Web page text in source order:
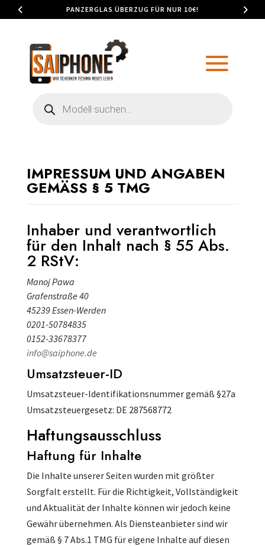
PANZERGLAS ÜBERZUG FÜR NUR 10€!
search
IMPRESSUM UND ANGABEN
GEMÄSS § 5 TMG
Inhaber und verantwortlich
für den Inhalt nach § 55 Abs.
2 RStV:
Manoj Pawa
Grafenstraße 40
45239 Essen-Werden
0201-50784835
0152-33678377
info@saiphone.de
Umsatzsteuer-ID
Umsatzsteuer-Identifikationsnummer gemäß §27a
Umsatzsteuergesetz: DE 287568772
Haftungsausschluss
Haftung für Inhalte
Die Inhalte unserer Seiten wurden mit größter
Sorgfalt erstellt. Für die Richtigkeit, Vollständigkeit
und Aktualität der Inhalte können wir jedoch keine
Gewähr übernehmen. Als Diensteanbieter sind wir
gemäß § 7 Abs.1 TMG für eigene Inhalte auf diesen